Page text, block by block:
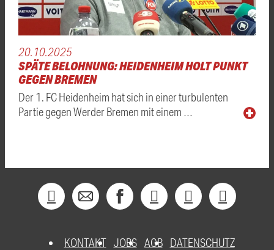
20.10.2025
SPÄTE BELOHNUNG: HEIDENHEIM HOLT PUNKT
GEGEN BREMEN
Der 1. FC Heidenheim hat sich in einer turbulenten
Partie gegen Werder Bremen mit einem …
KONTAKT JOBS AGB DATENSCHUTZ